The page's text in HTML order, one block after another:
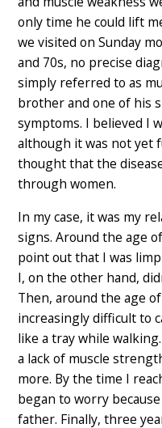
only time he could lift
we visited on Sunday
and 70s, no precise
simply referred to as
brother and one of his
symptoms. I believed I
although it was not yet
thought that the
through women.
In my case, it was my
signs. Around the age
point out that I was
I, on the other hand,
Then, around the age
increasingly difficult to
like a tray while
a lack of muscle
more. By the time I
began to worry
father. Finally, three